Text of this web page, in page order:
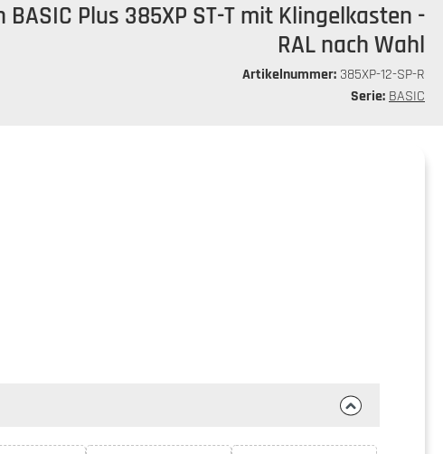
Plus 385XP ST-T mit Klingelkasten -
RAL nach Wahl
Artikelnummer: 385XP-12-SP-R
Serie: BASIC
5 Sternen